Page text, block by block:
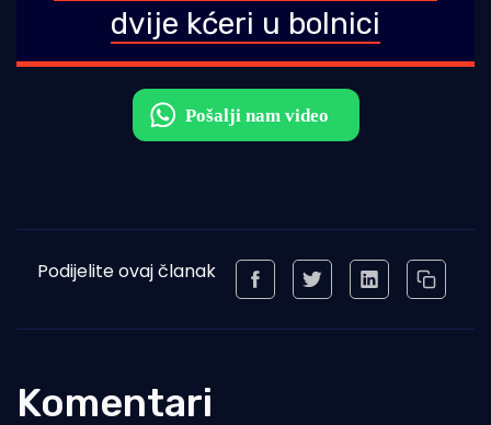
dvije kćeri u bolnici
Podijelite ovaj članak
Komentari